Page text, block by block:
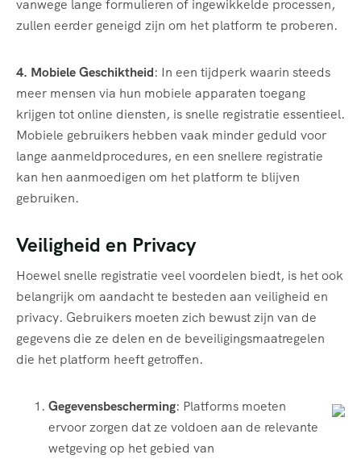
vanwege lange formulieren of ingewikkelde processen,
zullen eerder geneigd zijn om het platform te proberen.
4. Mobiele Geschiktheid: In een tijdperk waarin steeds
meer mensen via hun mobiele apparaten toegang
krijgen tot online diensten, is snelle registratie essentieel.
Mobiele gebruikers hebben vaak minder geduld voor
lange aanmeldprocedures, en een snellere registratie
kan hen aanmoedigen om het platform te blijven
gebruiken.
Veiligheid en Privacy
Hoewel snelle registratie veel voordelen biedt, is het ook
belangrijk om aandacht te besteden aan veiligheid en
privacy. Gebruikers moeten zich bewust zijn van de
gegevens die ze delen en de beveiligingsmaatregelen
die het platform heeft getroffen.
Gegevensbescherming: Platforms moeten
ervoor zorgen dat ze voldoen aan de relevante
wetgeving op het gebied van